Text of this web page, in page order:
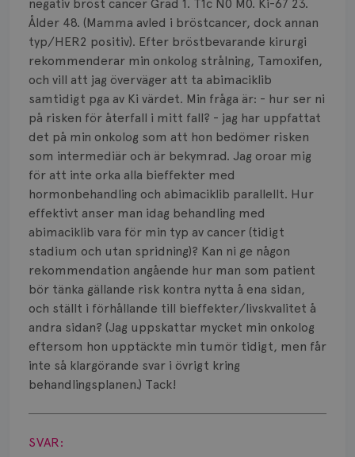
negativ bröst cancer Grad 1. T1c N0 M0. Ki-67 23.
Ålder 48. (Mamma avled i bröstcancer, dock annan
typ/HER2 positiv). Efter bröstbevarande kirurgi
rekommenderar min onkolog strålning, Tamoxifen,
och vill att jag överväger att ta abimaciklib
samtidigt pga av Ki värdet. Min fråga är: - hur ser ni
på risken för återfall i mitt fall? - jag har uppfattat
det på min onkolog som att hon bedömer risken
som intermediär och är bekymrad. Jag oroar mig
för att inte orka alla bieffekter med
hormonbehandling och abimaciklib parallellt. Hur
effektivt anser man idag behandling med
abimaciklib vara för min typ av cancer (tidigt
stadium och utan spridning)? Kan ni ge någon
rekommendation angående hur man som patient
bör tänka gällande risk kontra nytta å ena sidan,
och ställt i förhållande till bieffekter/livskvalitet å
andra sidan? (Jag uppskattar mycket min onkolog
eftersom hon upptäckte min tumör tidigt, men får
inte så klargörande svar i övrigt kring
behandlingsplanen.) Tack!
Visa svar
SVAR:
Knöl
Läkemedel
Typ av bröstcancer
Smärta
Prognos
Risker
Spridd bröstcancer
Strålning
Vätska